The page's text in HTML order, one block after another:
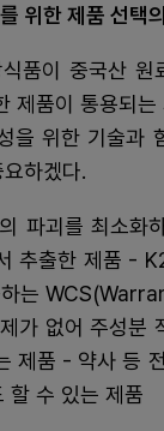
위한 제품 선택
품이 중국산
제품이 통용되
을 위한 기술과
하겠다.
파괴를 최소화
추출한 제품 -
는
가 없어 주성분
제품 - 약사 등
할 수 있는 제품